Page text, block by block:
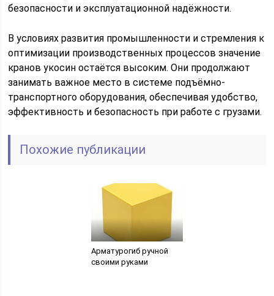
безопасности и эксплуатационной надёжности.
В условиях развития промышленности и стремления к
оптимизации производственных процессов значение
кранов укосин остаётся высоким. Они продолжают
занимать важное место в системе подъёмно-
транспортного оборудования, обеспечивая удобство,
эффективность и безопасность при работе с грузами.
Похожие публикации
Арматурогиб ручной
своими руками